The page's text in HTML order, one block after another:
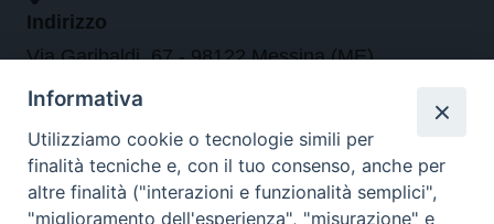
Indirizzo
Via Garibaldi, 67 - 98122 Messina (ME)
Orari
da lunedi al venerdi dalle ore 9.30 alle 12.30
Informativa
Utilizziamo cookie o tecnologie simili per
finalità tecniche e, con il tuo consenso, anche per
altre finalità ("interazioni e funzionalità semplici",
"miglioramento dell'esperienza", "misurazione" e